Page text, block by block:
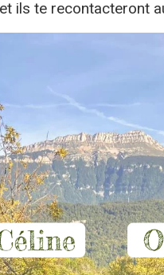
ils te recontacteront